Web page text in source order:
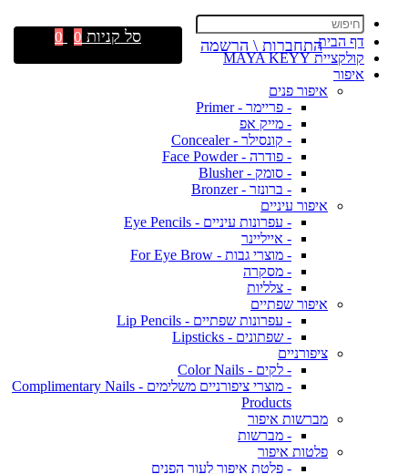
דף הבית
קולקציית MAYA KEYY
איפור
איפור פנים
- פריימר - Primer
- מייק אפ
- קונסילר - Concealer
- פודרה - Face Powder
- סומק - Blusher
- ברונזר - Bronzer
איפור עיניים
- עפרונות עיניים - Eye Pencils
- אייליינר
- מוצרי גבות - For Eye Brow
- מסקרה
- צלליות
איפור שפתיים
- עפרונות שפתיים - Lip Pencils
- שפתונים - Lipsticks
ציפורניים
- לקים - Color Nails
- מוצרי ציפורניים משלימים - Complimentary Nails
Products
מברשות איפור
- מברשות
פלטות איפור
- פלטת איפור לעור הפנים
התחברות \ הרשמה סל קניות 0
0